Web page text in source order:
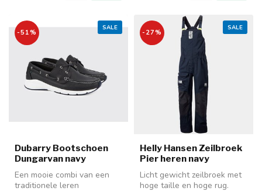
SALE
-51%
Dubarry Bootschoen
Dungarvan navy
Een mooie combi van een
traditionele leren
SALE
-27%
Helly Hansen Zeilbroek
Pier heren navy
Licht gewicht zeilbroek met
hoge taille en hoge rug.